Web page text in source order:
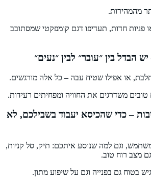
מהמהירות.
פניות חדות, תעדיפו דגם קומפקטי שמסתובב
או אפילו שטיח עבה – כל אלה מורגשים.
טובים משדרגים את החוויה ומפחיתים רעידות.
– כדי שהכיסא יעבוד בשבילכם, לא
וגם למה שנוסע איתכם: תיק, סל קניות,
מצב רוח טוב.
בטוח גם בפנייה וגם על שיפוע מתון.